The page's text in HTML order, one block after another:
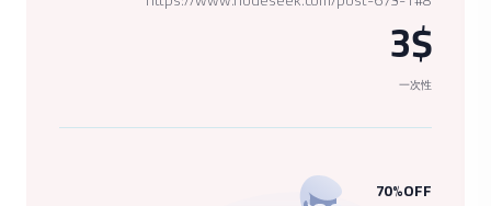
3$
一次性
70%OFF